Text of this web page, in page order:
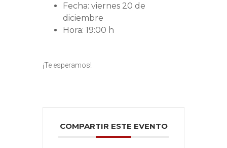
Fecha: viernes 20 de
diciembre
Hora: 19:00 h
¡Te esperamos!
COMPARTIR ESTE EVENTO